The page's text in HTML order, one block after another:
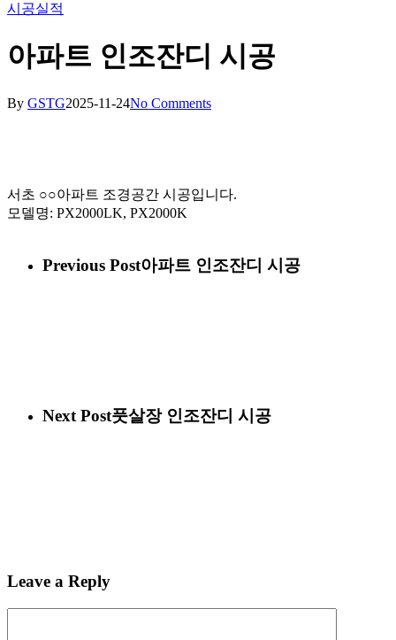
시공실적
아파트 인조잔디 시공
By GSTG2025-11-24No Comments
서초 ○○아파트 조경공간 시공입니다.
모델명: PX2000LK, PX2000K
Previous Post아파트 인조잔디 시공
Next Post풋살장 인조잔디 시공
Leave a Reply